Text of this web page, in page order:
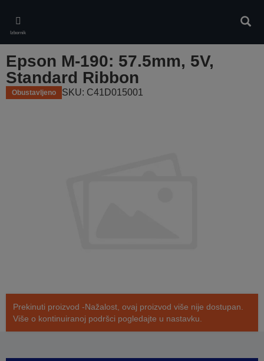
main
content
Izbornik
Epson M-190: 57.5mm, 5V,
Standard Ribbon
Obustavljeno SKU: C41D015001
Prekinuti proizvod -Nažalost, ovaj proizvod više nije dostupan.
Više o kontinuiranoj podršci pogledajte u nastavku.